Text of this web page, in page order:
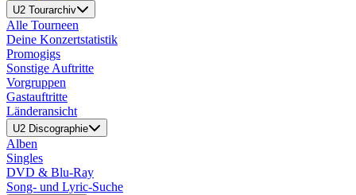
U2 Tourarchiv
Alle Tourneen
Deine Konzertstatistik
Promogigs
Sonstige Auftritte
Vorgruppen
Gastauftritte
Länderansicht
U2 Discographie
Alben
Singles
DVD & Blu-Ray
Song- und Lyric-Suche